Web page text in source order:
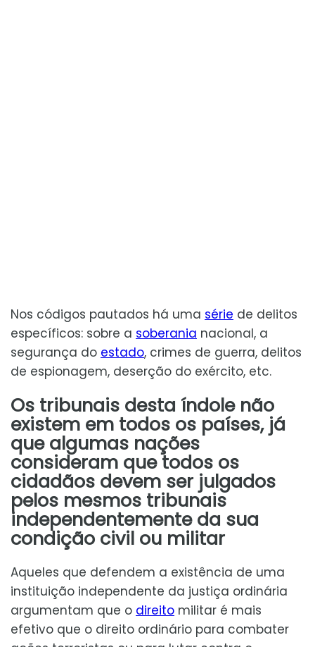
Nos códigos pautados há uma série de delitos
específicos: sobre a soberania nacional, a
segurança do estado, crimes de guerra, delitos
de espionagem, deserção do exército, etc.
Os tribunais desta índole não
existem em todos os países, já
que algumas nações
consideram que todos os
cidadãos devem ser julgados
pelos mesmos tribunais
independentemente da sua
condição civil ou militar
Aqueles que defendem a existência de uma
instituição independente da justiça ordinária
argumentam que o direito militar é mais
efetivo que o direito ordinário para combater